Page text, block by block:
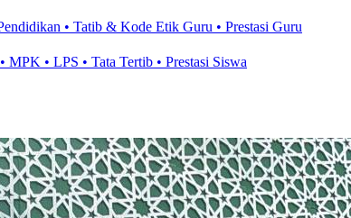
• Tatib & Kode Etik Guru • Prestasi Guru
• MPK • LPS • Tata Tertib • Prestasi Siswa